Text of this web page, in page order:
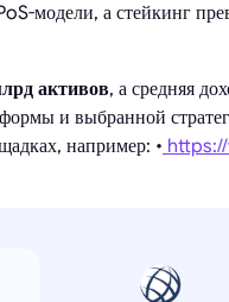
модели, а стейкинг
активов, а средняя
и выбранной
например: •